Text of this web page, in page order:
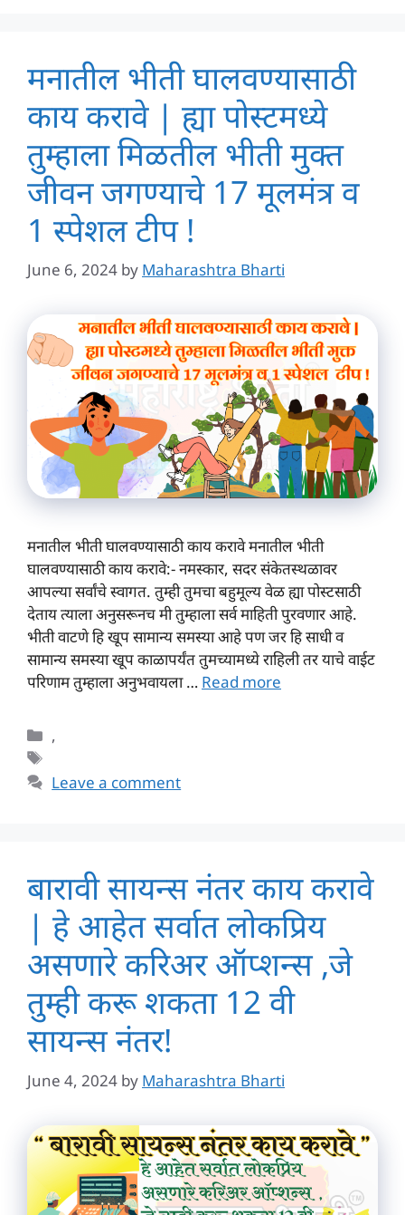
मनातील भीती घालवण्यासाठी
काय करावे | ह्या पोस्टमध्ये
तुम्हाला मिळतील भीती मुक्त
जीवन जगण्याचे 17 मूलमंत्र व
1 स्पेशल टीप !
June 6, 2024 by Maharashtra Bharti
मनातील भीती घालवण्यासाठी काय करावे मनातील भीती
घालवण्यासाठी काय करावे:- नमस्कार, सदर संकेतस्थळावर
आपल्या सर्वांचे स्वागत. तुम्ही तुमचा बहुमूल्य वेळ ह्या पोस्टसाठी
देताय त्याला अनुसरूनच मी तुम्हाला सर्व माहिती पुरवणार आहे.
भीती वाटणे हि खूप सामान्य समस्या आहे पण जर हि साधी व
सामान्य समस्या खूप काळापर्यंत तुमच्यामध्ये राहिली तर याचे वाईट
परिणाम तुम्हाला अनुभवायला … Read more
Categories
,
Leave a comment
बारावी सायन्स नंतर काय करावे
| हे आहेत सर्वात लोकप्रिय
असणारे करिअर ऑप्शन्स ,जे
तुम्ही करू शकता 12 वी
सायन्स नंतर!
June 4, 2024 by Maharashtra Bharti